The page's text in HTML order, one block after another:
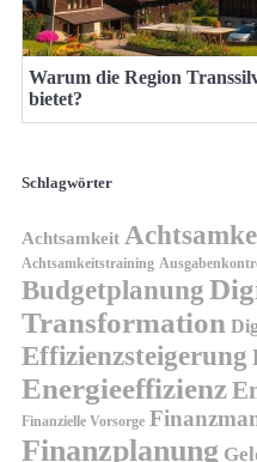
Warum die Region
bietet?
Schlagwörter
Achtsamkeit
Achtsamkeitstraining
Budgetplanung
Transformation
Effizienzsteigerung
Energieeffizienz
Finanzielle Vorsorge
Finanzplanung